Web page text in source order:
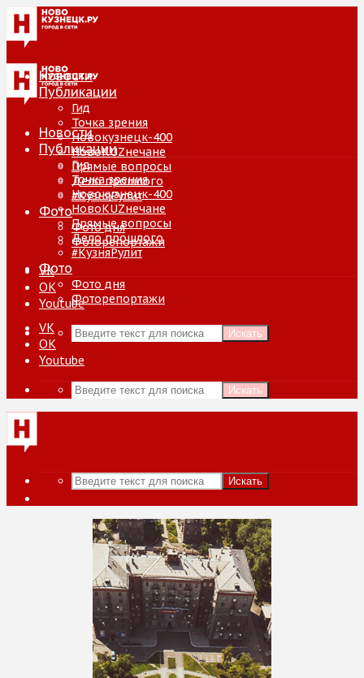
Новости
Публикации
Гид
Точка зрения
Новокузнецк-400
НовоKUZнечане
Прямые вопросы
Дело прошлого
#КузняРулит
Фото
Фото дня
Фоторепортажи
VK
ОК
Youtube
Искать
Новости
Публикации
Гид
Точка зрения
Новокузнецк-400
НовоKUZнечане
Прямые вопросы
Дело прошлого
#КузняРулит
Фото
Фото дня
Фоторепортажи
VK
ОК
Youtube
Искать
Искать